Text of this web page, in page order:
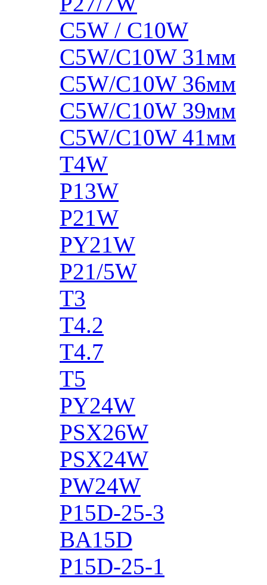
C5W / C10W
C5W/C10W 31мм
C5W/C10W 36мм
C5W/C10W 39мм
C5W/C10W 41мм
T4W
P13W
P21W
PY21W
P21/5W
T3
T4.2
T4.7
T5
PY24W
PSX26W
PSX24W
PW24W
P15D-25-3
BA15D
P15D-25-1